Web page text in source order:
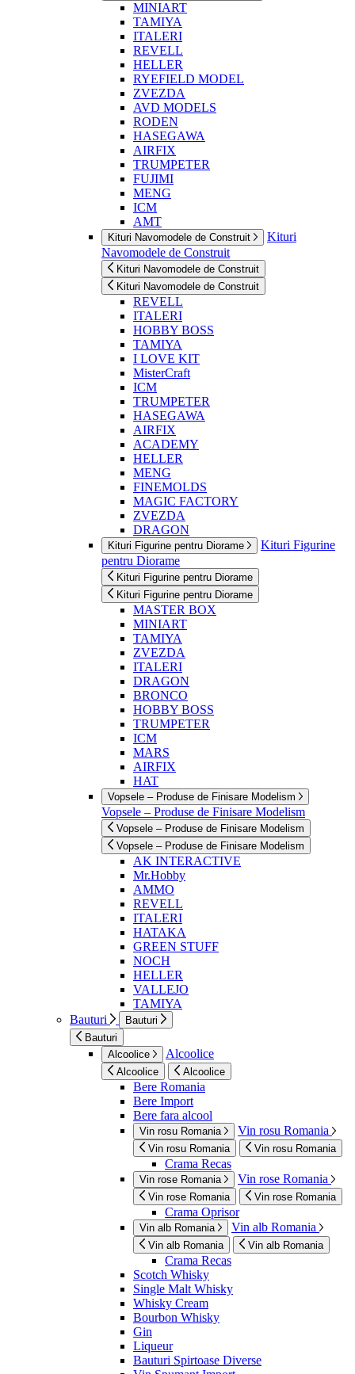
MINIART
TAMIYA
ITALERI
REVELL
HELLER
RYEFIELD MODEL
ZVEZDA
AVD MODELS
RODEN
HASEGAWA
AIRFIX
TRUMPETER
FUJIMI
MENG
ICM
AMT
Kituri Navomodele de Construit
Kituri
Navomodele de Construit
Kituri Navomodele de Construit
Kituri Navomodele de Construit
REVELL
ITALERI
HOBBY BOSS
TAMIYA
I LOVE KIT
MisterCraft
ICM
TRUMPETER
HASEGAWA
AIRFIX
ACADEMY
HELLER
MENG
FINEMOLDS
MAGIC FACTORY
ZVEZDA
DRAGON
Kituri Figurine pentru Diorame
Kituri Figurine
pentru Diorame
Kituri Figurine pentru Diorame
Kituri Figurine pentru Diorame
MASTER BOX
MINIART
TAMIYA
ZVEZDA
ITALERI
DRAGON
BRONCO
HOBBY BOSS
TRUMPETER
ICM
MARS
AIRFIX
HAT
Vopsele – Produse de Finisare Modelism
Vopsele – Produse de Finisare Modelism
Vopsele – Produse de Finisare Modelism
Vopsele – Produse de Finisare Modelism
AK INTERACTIVE
Mr.Hobby
AMMO
REVELL
ITALERI
HATAKA
GREEN STUFF
NOCH
HELLER
VALLEJO
TAMIYA
Bauturi
Bauturi
Bauturi
Alcoolice
Alcoolice
Alcoolice Alcoolice
Bere Romania
Bere Import
Bere fara alcool
Vin rosu Romania Vin rosu Romania
Vin rosu Romania Vin rosu Romania
Crama Recas
Vin rose Romania Vin rose Romania
Vin rose Romania Vin rose Romania
Crama Oprisor
Vin alb Romania Vin alb Romania
Vin alb Romania Vin alb Romania
Crama Recas
Scotch Whisky
Single Malt Whisky
Whisky Cream
Bourbon Whisky
Gin
Liqueur
Bauturi Spirtoase Diverse